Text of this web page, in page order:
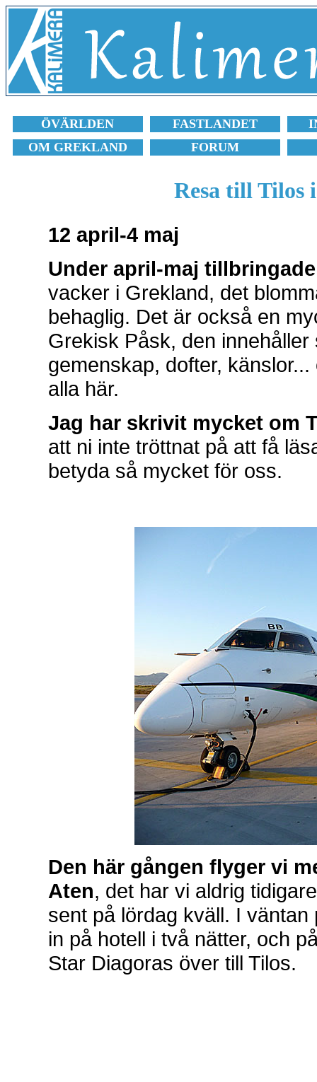
ÖVÄRLDEN FASTLANDET
OM GREKLAND
FORUM
Resa till Tilos
12 april-4 maj
Under april-maj
vacker i Grekland, det
behaglig. Det är också en
Grekisk Påsk, den
gemenskap, dofter,
alla här.
Jag har skrivit mycket om
att ni inte tröttnat på att få
betyda så mycket för oss.
Den här gången flyger vi
Aten, det har vi aldrig
sent på lördag kväll. I
in på hotell i två nätter, och
Star Diagoras över till Tilos.